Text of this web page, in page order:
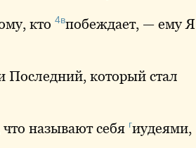
кто 4впобеждает, — ему Я
Последний, который стал
что называют себя гиудеями,